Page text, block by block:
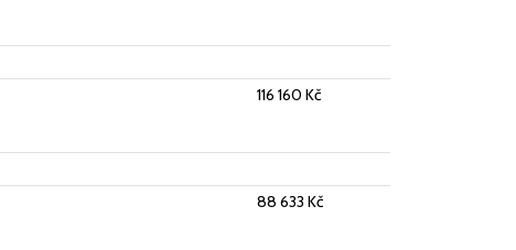
116 160 Kč
88 633 Kč